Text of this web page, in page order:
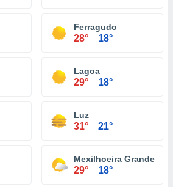
Ferragudo
28° 18°
Lagoa
29° 18°
Luz
31° 21°
Mexilhoeira Grande
29° 18°